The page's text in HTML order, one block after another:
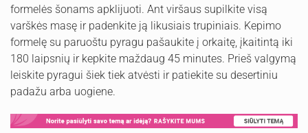
formelės šonams apklijuoti. Ant viršaus supilkite visą
varškės masę ir padenkite ją likusiais trupiniais. Kepimo
formelę su paruoštu pyragu pašaukite į orkaitę, įkaitintą iki
180 laipsnių ir kepkite maždaug 45 minutes. Prieš valgymą
leiskite pyragui šiek tiek atvėsti ir patiekite su desertiniu
padažu arba uogiene.